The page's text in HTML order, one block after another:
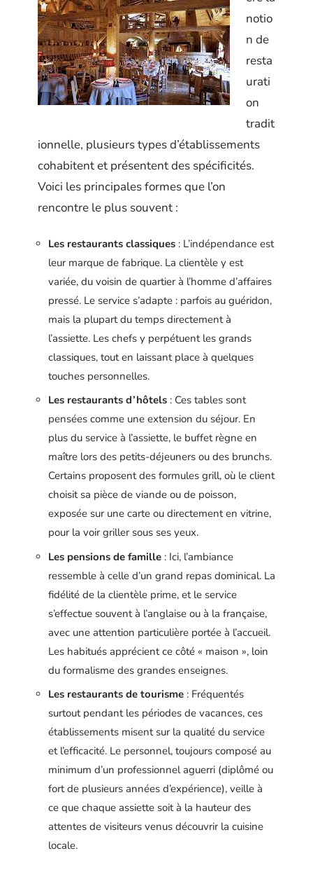
notio
n de
resta
urati
on
tradit
ionnelle, plusieurs types d’établissements
cohabitent et présentent des spécificités.
Voici les principales formes que l’on
rencontre le plus souvent :
Les restaurants classiques : L’indépendance est
leur marque de fabrique. La clientèle y est
variée, du voisin de quartier à l’homme d’affaires
pressé. Le service s’adapte : parfois au guéridon,
mais la plupart du temps directement à
l’assiette. Les chefs y perpétuent les grands
classiques, tout en laissant place à quelques
touches personnelles.
Les restaurants d’hôtels : Ces tables sont
pensées comme une extension du séjour. En
plus du service à l’assiette, le buffet règne en
maître lors des petits-déjeuners ou des brunchs.
Certains proposent des formules grill, où le client
choisit sa pièce de viande ou de poisson,
exposée sur une carte ou directement en vitrine,
pour la voir griller sous ses yeux.
Les pensions de famille : Ici, l’ambiance
ressemble à celle d’un grand repas dominical. La
fidélité de la clientèle prime, et le service
s’effectue souvent à l’anglaise ou à la française,
avec une attention particulière portée à l’accueil.
Les habitués apprécient ce côté « maison », loin
du formalisme des grandes enseignes.
Les restaurants de tourisme : Fréquentés
surtout pendant les périodes de vacances, ces
établissements misent sur la qualité du service
et l’efficacité. Le personnel, toujours composé au
minimum d’un professionnel aguerri (diplômé ou
fort de plusieurs années d’expérience), veille à
ce que chaque assiette soit à la hauteur des
attentes de visiteurs venus découvrir la cuisine
locale.